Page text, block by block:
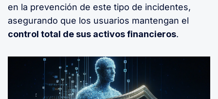
en la prevención de este tipo de incidentes,
asegurando que los usuarios mantengan el
control total de sus activos financieros.